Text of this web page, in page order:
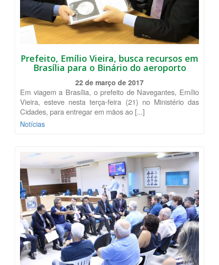
Prefeito, Emílio Vieira, busca recursos em
Brasília para o Binário do aeroporto
22 de março de 2017
Em viagem a Brasília, o prefeito de Navegantes, Emílio
Vieira, esteve nesta terça-feira (21) no Ministério das
Cidades, para entregar em mãos ao [...]
Notícias